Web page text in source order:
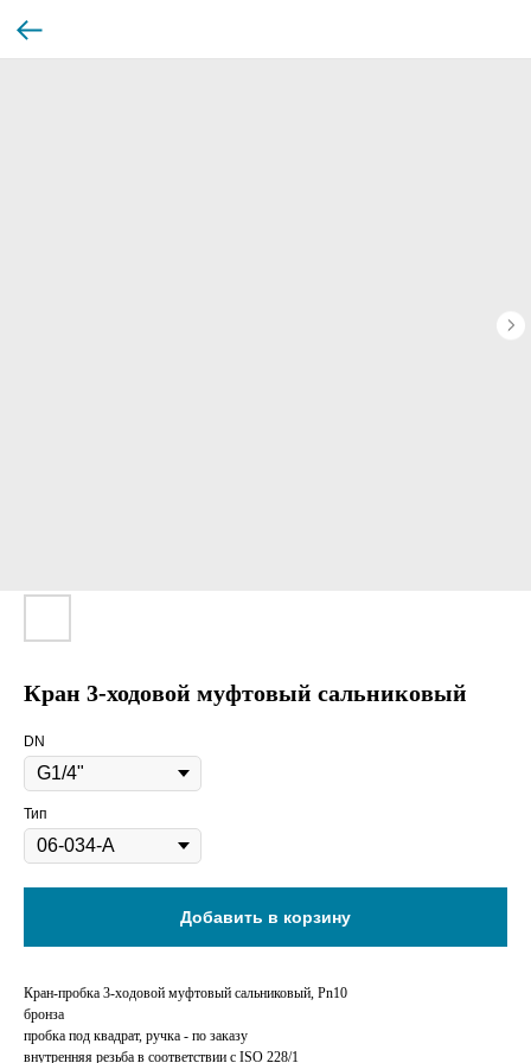
Кран 3-ходовой муфтовый сальниковый
DN
Тип
Добавить в корзину
Кран-пробка 3-ходовой муфтовый сальниковый, Pn10
бронза
пробка под квадрат, ручка - по заказу
внутренняя резьба в соответствии с ISO 228/1